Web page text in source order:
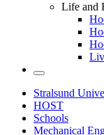
Life and
Stralsund
HOST
Schools
Mechanical